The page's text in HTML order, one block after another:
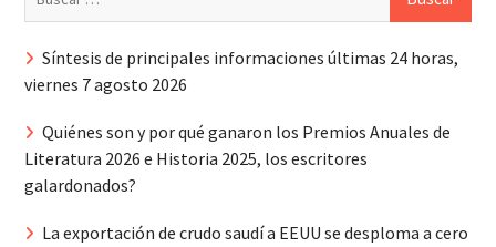
Síntesis de principales informaciones últimas 24 horas,
viernes 7 agosto 2026
Quiénes son y por qué ganaron los Premios Anuales de
Literatura 2026 e Historia 2025, los escritores
galardonados?
La exportación de crudo saudí a EEUU se desploma a cero